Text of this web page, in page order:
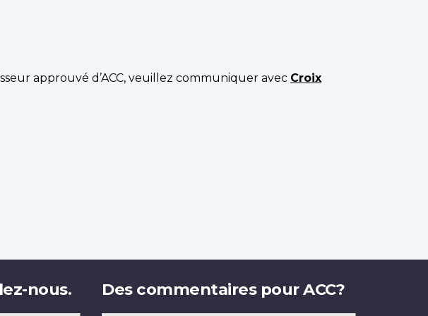
approuvé d’ACC, veuillez communiquer avec Croix
nous. Des commentaires pour ACC?